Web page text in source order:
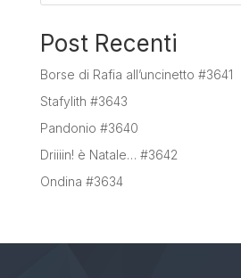
Post Recenti
Borse di Rafia all’uncinetto #3641
Stafylith #3643
Pandonio #3640
Driiiin! è Natale… #3642
Ondina #3634